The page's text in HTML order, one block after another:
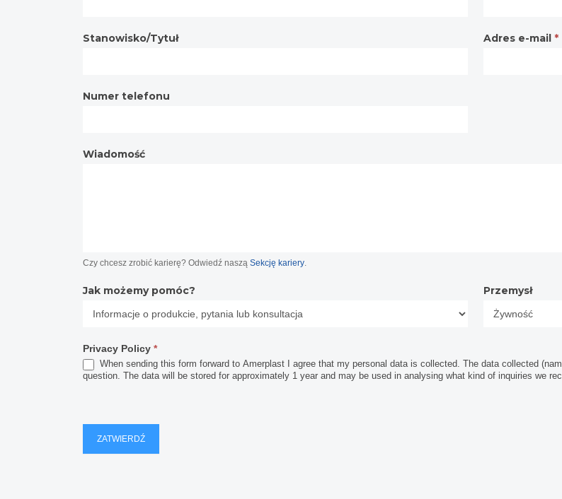
Stanowisko/Tytuł Adres e-mail *
Numer telefonu
Wiadomość
Czy chcesz zrobić karierę? Odwiedź naszą Sekcję kariery.
Jak możemy pomóc? Przemysł
Privacy Policy *
When sending this form forward to Amerplast I agree that my personal data is collected. The data collected
question. The data will be stored for approximately 1 year and may be used in analysing what kind of inquiries we
ZATWIERDŹ